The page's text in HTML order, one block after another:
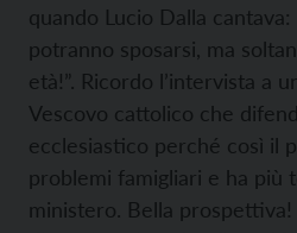
quando Lucio Dalla
potranno sposarsi, ma
età!”. Ricordo l’intervista a
Vescovo cattolico che
ecclesiastico perché così il
problemi famigliari e ha più
ministero. Bella